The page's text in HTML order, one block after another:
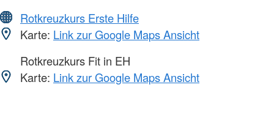
Rotkreuzkurs Erste Hilfe
Karte: Link zur Google Maps Ansicht
Rotkreuzkurs Fit in EH
Karte: Link zur Google Maps Ansicht